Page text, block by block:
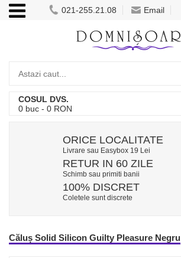
021-255.21.08 Email
COSUL DVS.
0 buc - 0 RON
ORICE LOCALITATE
Livrare sau Easybox 19 Lei
RETUR IN 60 ZILE
Schimb sau primiti banii
100% DISCRET
Coletele sunt discrete
Căluș Solid Silicon Guilty Pleasure Negru